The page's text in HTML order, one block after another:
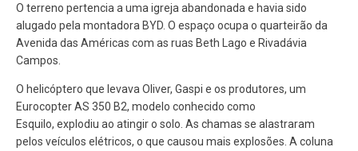
O terreno pertencia a uma igreja abandonada e havia sido
alugado pela montadora BYD. O espaço ocupa o quarteirão da
Avenida das Américas com as ruas Beth Lago e Rivadávia
Campos.
O helicóptero que levava Oliver, Gaspi e os produtores, um
Eurocopter AS 350 B2, modelo conhecido como
Esquilo, explodiu ao atingir o solo. As chamas se alastraram
pelos veículos elétricos, o que causou mais explosões. A coluna